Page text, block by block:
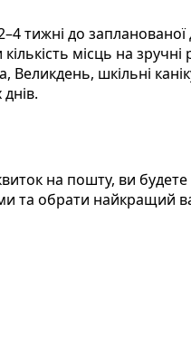
тижні до
місць на
шкільні
на пошту, ви будете
та обрати найкращий